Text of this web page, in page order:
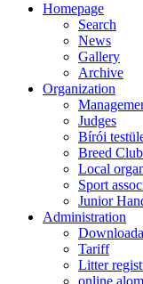
Homepage
Search
News
Gallery
Archive
Organization
Judges
Bírói
Breed
Local
Sport
Junior
Administration
Tariff
Litter
online